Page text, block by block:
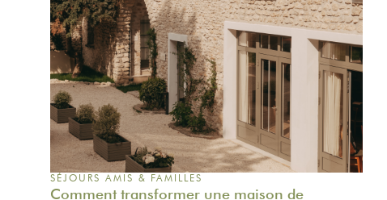
SÉJOURS AMIS & FAMILLES
Comment transformer une maison de